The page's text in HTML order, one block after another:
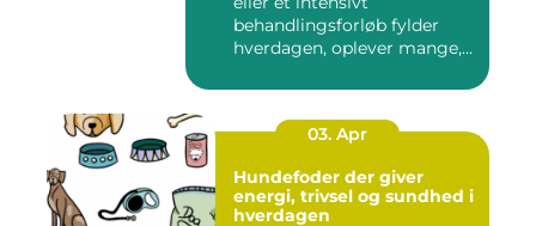
behandlingsforløb fylder
hverdagen, oplever mange,
03. Apr
Hundefoder der giver
energi, trivsel og sundhed i
hverdagen